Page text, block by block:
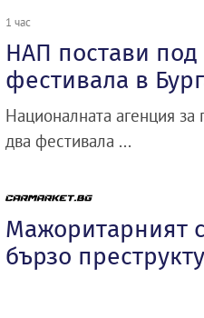
1 час
НАП постави
фестивала в
Националната агенция
два фестивала ...
Мажоритарният
бързо